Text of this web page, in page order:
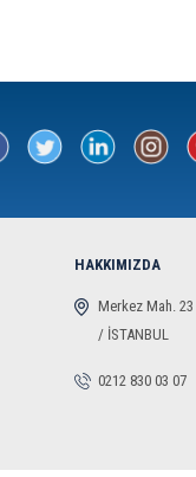
HAKKIMIZDA
Merkez Mah. 23
/ İSTANBUL
0212 830 03 07